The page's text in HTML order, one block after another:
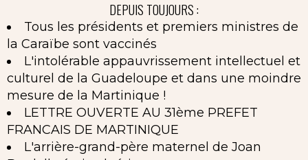
DEPUIS TOUJOURS :
Tous les présidents et premiers ministres de
la Caraïbe sont vaccinés
L'intolérable appauvrissement intellectuel et
culturel de la Guadeloupe et dans une moindre
mesure de la Martinique !
LETTRE OUVERTE AU 31ème PREFET
FRANCAIS DE MARTINIQUE
L'arrière-grand-père maternel de Joan